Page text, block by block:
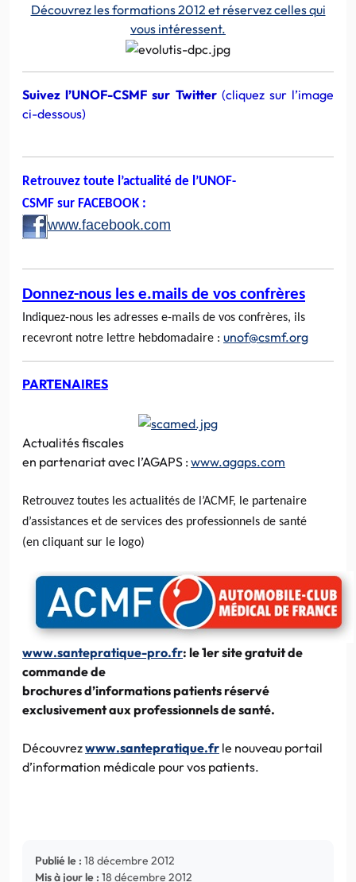
Découvrez les formations 2012 et réservez celles qui
vous intéressent.
Suivez l’UNOF-CSMF sur Twitter(cliquez sur l’image
ci-dessous)
Retrouvez toute l’actualité de l’UNOF-
CSMF sur FACEBOOK :
www.facebook.com
Donnez-nous les e.mails de vos confrères
Indiquez-nous les adresses e-mails de vos confrères, ils
recevront notre lettre hebdomadaire : unof@csmf.org
PARTENAIRES
Actualités fiscales
en partenariat avec l’AGAPS :www.agaps.com
Retrouvez toutes les actualités de l’ACMF, le partenaire
d’assistances et de services des professionnels de santé
(en cliquant sur le logo)
www.santepratique-pro.fr: le 1er site gratuit de
commande de
brochures d’informations patientsréservé
exclusivement aux professionnels de santé.
Découvrezwww.santepratique.fr le nouveau portail
d’information médicale pour vos patients.
Publié le : 18 décembre 2012
Mis à jour le : 18 décembre 2012